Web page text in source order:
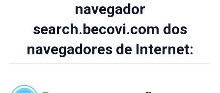
navegador
search.becovi.com dos
navegadores de Internet: